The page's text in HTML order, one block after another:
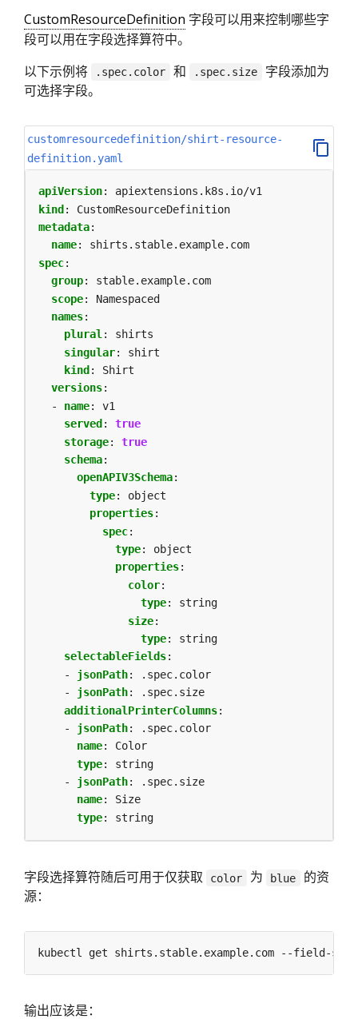
CustomResourceDefinition 字段可以用来控制哪些字
段可以用在字段选择算符中。
以下示例将
.spec.color 和 .spec.size
字段添加为
可选择字段。
customresourcedefinition/shirt-resource-
definition.yaml
apiVersion:
apiextensions.k8s.io/v1
kind:
CustomResourceDefinition
metadata:
name:
shirts.stable.example.com
spec:
group:
stable.example.com
scope:
Namespaced
names:
plural:
shirts
singular:
shirt
kind :
Shirt
versions:
- name:
v1
served :
true
storage:
true
schema:
openAPIV3Schema:
type:
object
properties:
spec:
type:
object
properties:
color:
type:
string
size:
type:
string
selectableFields:
- jsonPath:
.spec.color
- jsonPath:
.spec.size
additionalPrinterColumns:
- jsonPath:
.spec.color
name:
Color
type:
string
- jsonPath:
.spec.size
name:
Size
type: string
字段选择算符随后可用于仅获取 color 为 blue
的资
源：
kubectl get shirts.stable.example.com --field-
输出应该是：